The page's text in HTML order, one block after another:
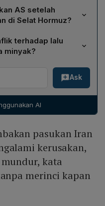
merupakan
AS yang pada 6 Mei
berbendera Iran di
dilaporkan oleh
AS setelah
di Selat Hormuz?
dari Iran di Selat
pada kapal-
laporan tidak
tentang penarikan
terhadap lalu
minyak?
di Selat Hormuz
rute utama pasokan
ke pasar global;
Ask
AI
pasukan Iran
kerusakan,
kata
merinci kapan